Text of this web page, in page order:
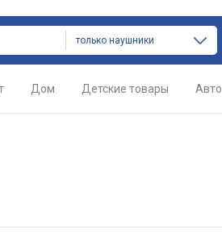
только наушники
Дом Детские товары Авто